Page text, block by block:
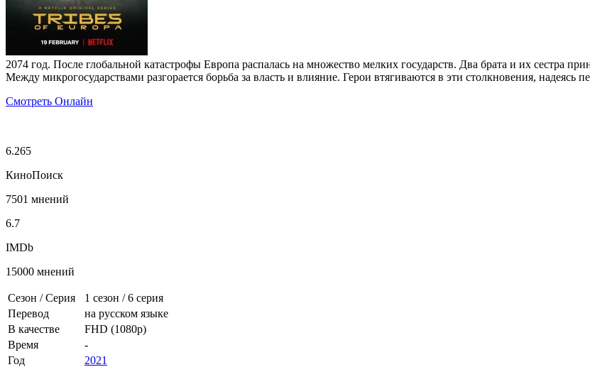
2074 год. После глобальной катастрофы Европа распалась на множество мелких государств. Два брата и их сестра
Между микрогосударствами разгорается борьба за власть и влияние. Герои втягиваются в эти столкновения, надеясь
Смотреть Онлайн
6.265
КиноПоиск
7501 мнений
6.7
IMDb
15000 мнений
Сезон / Серия 1 сезон /6 серия
Перевод
на русском языке
В качестве
FHD (1080p)
Время
-
Год
2021